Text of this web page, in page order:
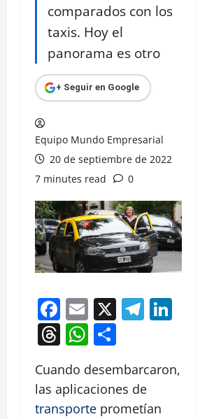
comparados con los
taxis. Hoy el
panorama es otro
+ Seguir en Google
Equipo Mundo Empresarial
20 de septiembre de 2022
7 minutes read
0
Facebook
Email
X
Threads
WhatsApp
Cuando desembarcaron,
las aplicaciones de
transporte prometían